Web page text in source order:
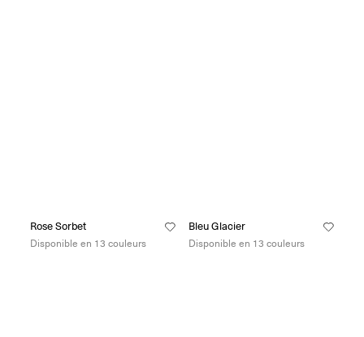
Rose Sorbet
Disponible en 13 couleurs
Bleu Glacier
Disponible en 13 couleurs